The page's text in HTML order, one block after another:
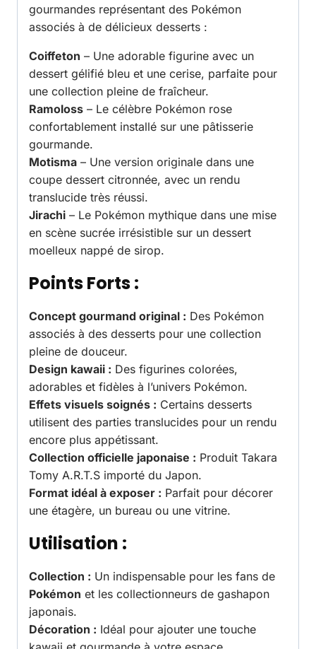
gourmandes représentant des Pokémon
associés à de délicieux desserts :
Coiffeton – Une adorable figurine avec un
dessert gélifié bleu et une cerise, parfaite pour
une collection pleine de fraîcheur.
Ramoloss – Le célèbre Pokémon rose
confortablement installé sur une pâtisserie
gourmande.
Motisma – Une version originale dans une
coupe dessert citronnée, avec un rendu
translucide très réussi.
Jirachi – Le Pokémon mythique dans une mise
en scène sucrée irrésistible sur un dessert
moelleux nappé de sirop.
Points Forts :
Concept gourmand original : Des Pokémon
associés à des desserts pour une collection
pleine de douceur.
Design kawaii : Des figurines colorées,
adorables et fidèles à l’univers Pokémon.
Effets visuels soignés : Certains desserts
utilisent des parties translucides pour un rendu
encore plus appétissant.
Collection officielle japonaise : Produit Takara
Tomy A.R.T.S importé du Japon.
Format idéal à exposer : Parfait pour décorer
une étagère, un bureau ou une vitrine.
Utilisation :
Collection : Un indispensable pour les fans de
Pokémon et les collectionneurs de gashapon
japonais.
Décoration : Idéal pour ajouter une touche